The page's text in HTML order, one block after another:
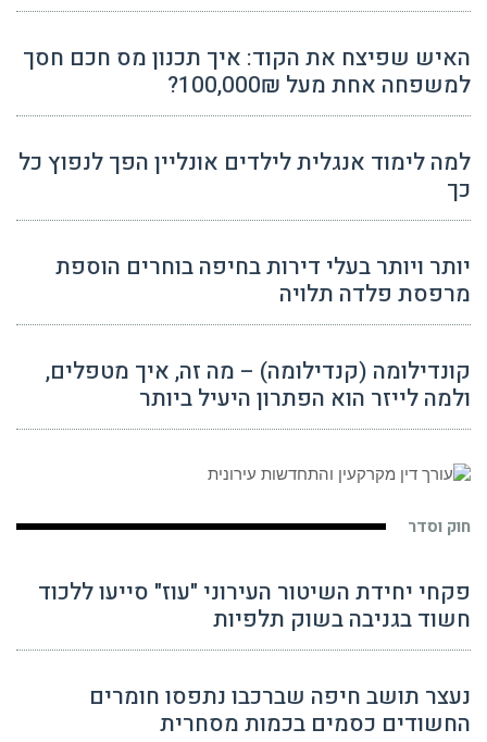
האיש שפיצח את הקוד: איך תכנון מס חכם חסך
למשפחה אחת מעל 100,000₪?
למה לימוד אנגלית לילדים אונליין הפך לנפוץ כל
כך
יותר ויותר בעלי דירות בחיפה בוחרים הוספת
מרפסת פלדה תלויה
קונדילומה (קנדילומה) – מה זה, איך מטפלים,
ולמה לייזר הוא הפתרון היעיל ביותר
חוק וסדר
פקחי יחידת השיטור העירוני "עוז" סייעו ללכוד
חשוד בגניבה בשוק תלפיות
נעצר תושב חיפה שברכבו נתפסו חומרים
החשודים כסמים בכמות מסחרית